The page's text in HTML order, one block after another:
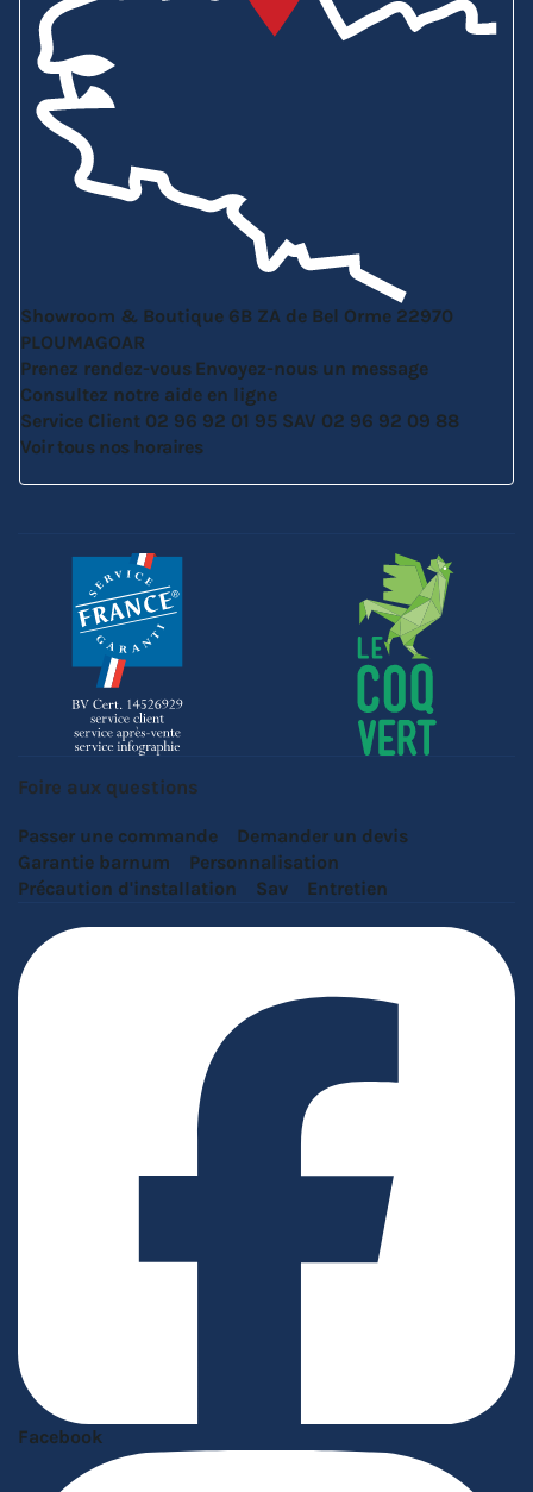
Showroom & Boutique 6B ZA de Bel Orme 22970
PLOUMAGOAR
Prenez rendez-vous Envoyez-nous un message
Consultez notre aide en ligne
Service Client 02 96 92 01 95 SAV 02 96 92 09 88
Voir tous nos horaires
Foire aux questions
Passer une commande
Demander un devis
Garantie barnum
Personnalisation
Précaution d'installation
Sav Entretien
Facebook